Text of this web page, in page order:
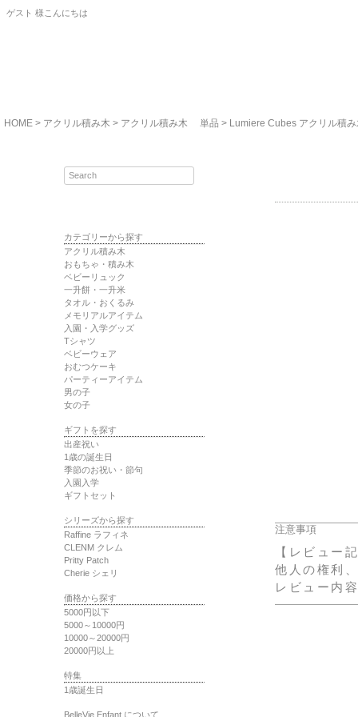
ゲスト 様こんにちは
HOME アクリル積み木 アクリル積み木 単品 Lumiere Cubes アクリル積
カテゴリーから探す
アクリル積み木
おもちゃ・積み木
ベビーリュック
一升餅・一升米
タオル・おくるみ
メモリアルアイテム
入園・入学グッズ
Tシャツ
ベビーウェア
おむつケーキ
パーティーアイテム
男の子
女の子
ギフトを探す
出産祝い
1歳の誕生日
季節のお祝い・節句
入園入学
ギフトセット
シリーズから探す
Raffine ラフィネ
CLENM クレム
Pritty Patch
Cherie シェリ
価格から探す
5000円以下
5000～10000円
10000～20000円
20000円以上
特集
1歳誕生日
BelleVie Enfant について
注意事項
【レビュー
他人の権利
レビュー内